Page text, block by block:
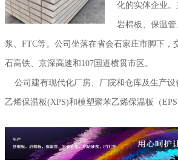
化的实体企业。
岩棉板、保温
浆、FTC等。公司坐落在省会石家庄市脚下，
石高铁、京深高速和107国道横贯市区。
公司建有现代化厂房、厂院和仓库及生产设
乙烯保温板(XPS)和模塑聚苯乙烯保温板（
保温阻燃挤塑板、聚苯板。
...